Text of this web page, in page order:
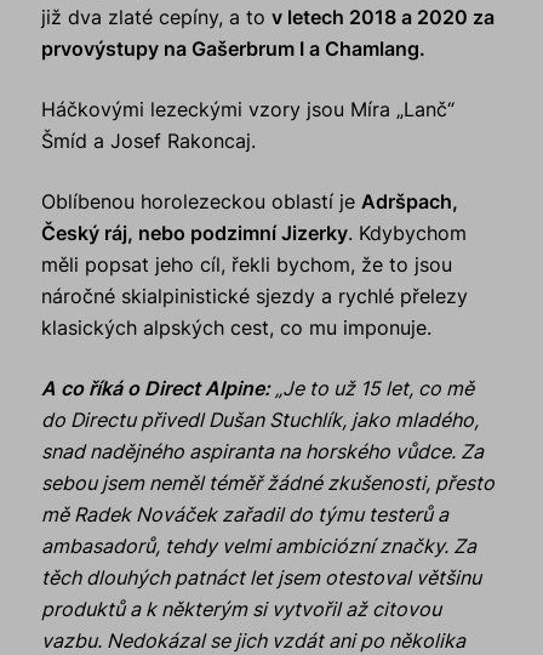
již dva zlaté cepíny, a tov letech 2018 a 2020 za
prvovýstupy na Gašerbrum I a Chamlang.
Háčkovými lezeckými vzory jsou Míra „Lanč“
Šmíd a Josef Rakoncaj.
Oblíbenou horolezeckou oblastí jeAdršpach,
Český ráj, nebo podzimní Jizerky. Kdybychom
měli popsat jeho cíl, řekli bychom, že to jsou
náročné skialpinistické sjezdy a rychlé přelezy
klasických alpských cest, co mu imponuje.
A co říká o Direct Alpine: „Je to už 15 let, co mě
do Directu přivedl Dušan Stuchlík, jako mladého,
snad nadějného aspiranta na horského vůdce. Za
sebou jsem neměl téměř žádné zkušenosti, přesto
mě Radek Nováček zařadil do týmu testerů a
ambasadorů, tehdy velmi ambiciózní značky. Za
těch dlouhých patnáct let jsem otestoval většinu
produktů a k některým si vytvořil až citovou
vazbu. Nedokázal se jich vzdát ani po několika